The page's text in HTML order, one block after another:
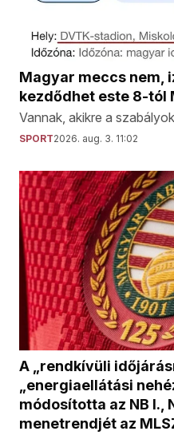
Magyar meccs nem,
kezdődhet este 8-tól
Vannak, akikre a
SPORT2026. aug. 3. 11:02
A „rendkívüli
„energiaellátási
módosította az NB I.,
menetrendjét az